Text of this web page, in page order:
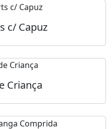
c/ Capuz
Criança